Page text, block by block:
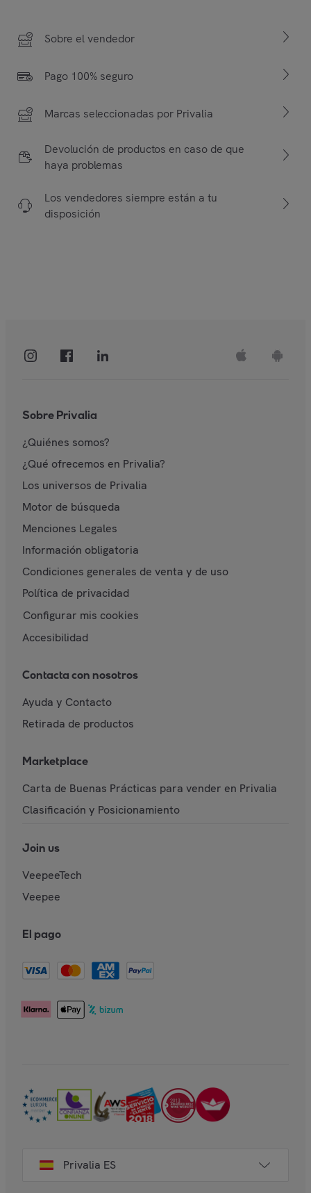
Sobre el vendedor
Pago 100% seguro
Marcas seleccionadas por Privalia
Devolución de productos en caso de que
haya problemas
Los vendedores siempre están a tu
disposición
Sobre Privalia
¿Quiénes somos?
¿Qué ofrecemos en Privalia?
Los universos de Privalia
Motor de búsqueda
Menciones Legales
Información obligatoria
Condiciones generales de venta y de uso
Política de privacidad
Configurar mis cookies
Accesibilidad
Contacta con nosotros
Ayuda y Contacto
Retirada de productos
Marketplace
Carta de Buenas Prácticas para vender en Privalia
Clasificación y Posicionamiento
Join us
VeepeeTech
Veepee
El pago
Privalia ES